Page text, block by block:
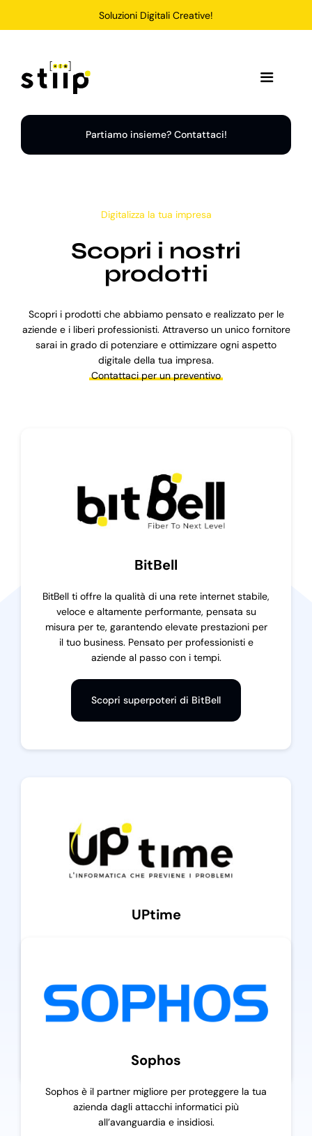
Soluzioni Digitali Creative!
Toggle
Home
Portfolio
Partiamo insieme? Contattaci!
Digitalizza la tua impresa
Scopri i nostri
prodotti
Scopri i prodotti che abbiamo pensato e realizzato per le
aziende e i liberi professionisti. Attraverso un unico fornitore
sarai in grado di potenziare e ottimizzare ogni aspetto
digitale della tua impresa.
Contattaci per un preventivo
BitBell
BitBell ti offre la qualità di una rete internet stabile,
veloce e altamente performante, pensata su
misura per te, garantendo elevate prestazioni per
il tuo business. Pensato per professionisti e
aziende al passo con i tempi.
Scopri superpoteri di BitBell
UPtime
problemi e garantire la fluidità del tuo lavoro.
Sophos
Sophos è il partner migliore per proteggere la tua
azienda dagli attacchi informatici più
all’avanguardia e insidiosi.